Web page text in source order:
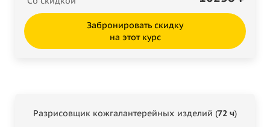
Забронировать скидку
на этот курс
Разрисовщик кожгалантерейных изделий (72 ч)